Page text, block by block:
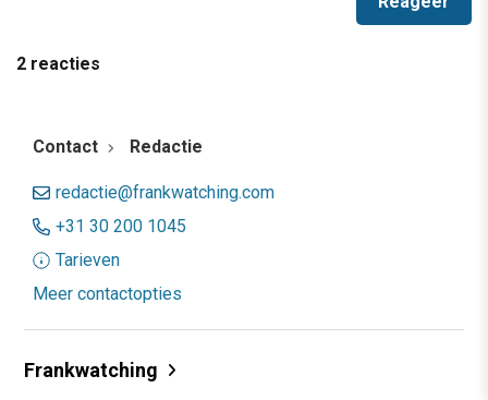
2 reacties
Contact Redactie
redactie@frankwatching.com
+31 30 200 1045
Tarieven
Meer contactopties
Frankwatching